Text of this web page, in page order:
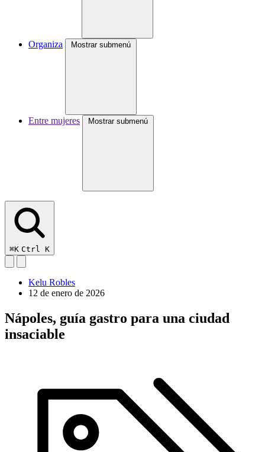
Organiza Mostrar submenú
Entre mujeres Mostrar submenú
⌘K Ctrl K
Kelu Robles
12 de enero de 2026
Nápoles, guía gastro para una ciudad
insaciable